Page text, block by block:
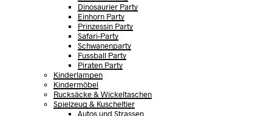
Dinosaurier Party
Einhorn Party
Prinzessin Party
Safari-Party
Schwanenparty
Fussball Party
Piraten Party
Kinderlampen
Kindermöbel
Rucksäcke & Wickeltaschen
Spielzeug & Kuscheltier
Autos und Strassen